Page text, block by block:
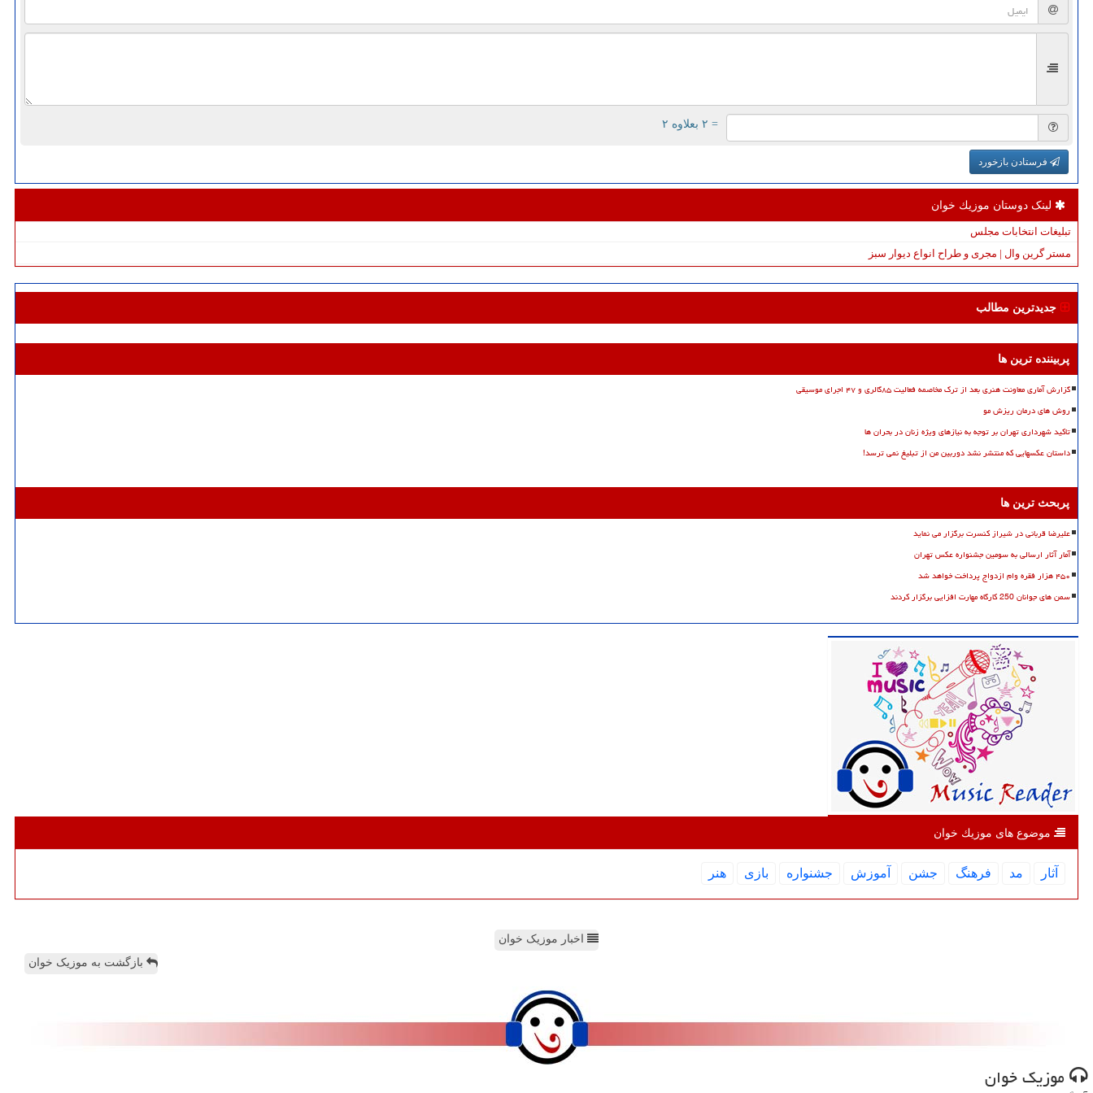
= ۲ بعلاوه ۲
فرستادن بازخورد
لینک دوستان موزیك خوان
تبلیغات انتخابات مجلس
مستر گرین وال | مجری و طراح انواع دیوار سبز
جدیدترین مطالب
پربیننده ترین ها
گزارش آماری معاونت هنری بعد از ترک مخاصمه فعالیت ۸۵گالری و ۴۷ اجرای موسیقی
روش های درمان ریزش مو
تاکید شهرداری تهران بر توجه به نیازهای ویژه زنان در بحران ها
داستان عکسهایی که منتشر نشد دوربین من از تبلیغ نمی ترسد!
پربحث ترین ها
علیرضا قربانی در شیراز کنسرت برگزار می نماید
آمار آثار ارسالی به سومین جشنواره عکس تهران
۴۵۰ هزار فقره وام ازدواج پرداخت خواهد شد
سمن های جوانان 250 کارگاه مهارت افزایی برگزار کردند
موضوع های موزیك خوان
آثار مد فرهنگ جشن آموزش جشنواره بازی هنر
اخبار موزیک خوان
بازگشت به موزیک خوان
موزیك خوان